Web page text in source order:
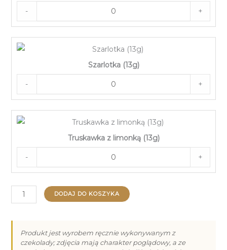
- +
Szarlotka (13g)
- +
Truskawka z limonką (13g)
- +
ilość
Vroclinki
Dziękuję
DODAJ DO KOSZYKA
Produkt jest wyrobem ręcznie wykonywanym z
czekolady; zdjęcia mają charakter poglądowy, a ze